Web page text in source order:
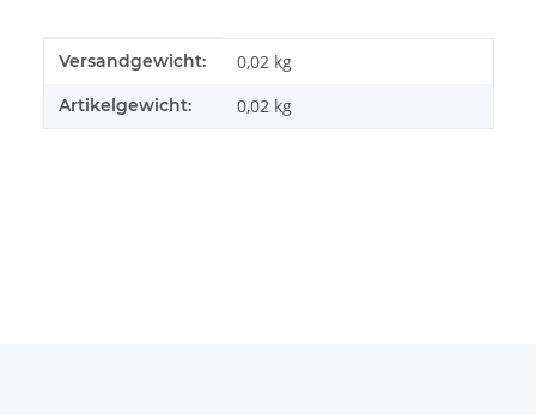
Produkteigenschaft
Wert
Versandgewicht: 0,02 kg
Artikelgewicht: 0,02 kg